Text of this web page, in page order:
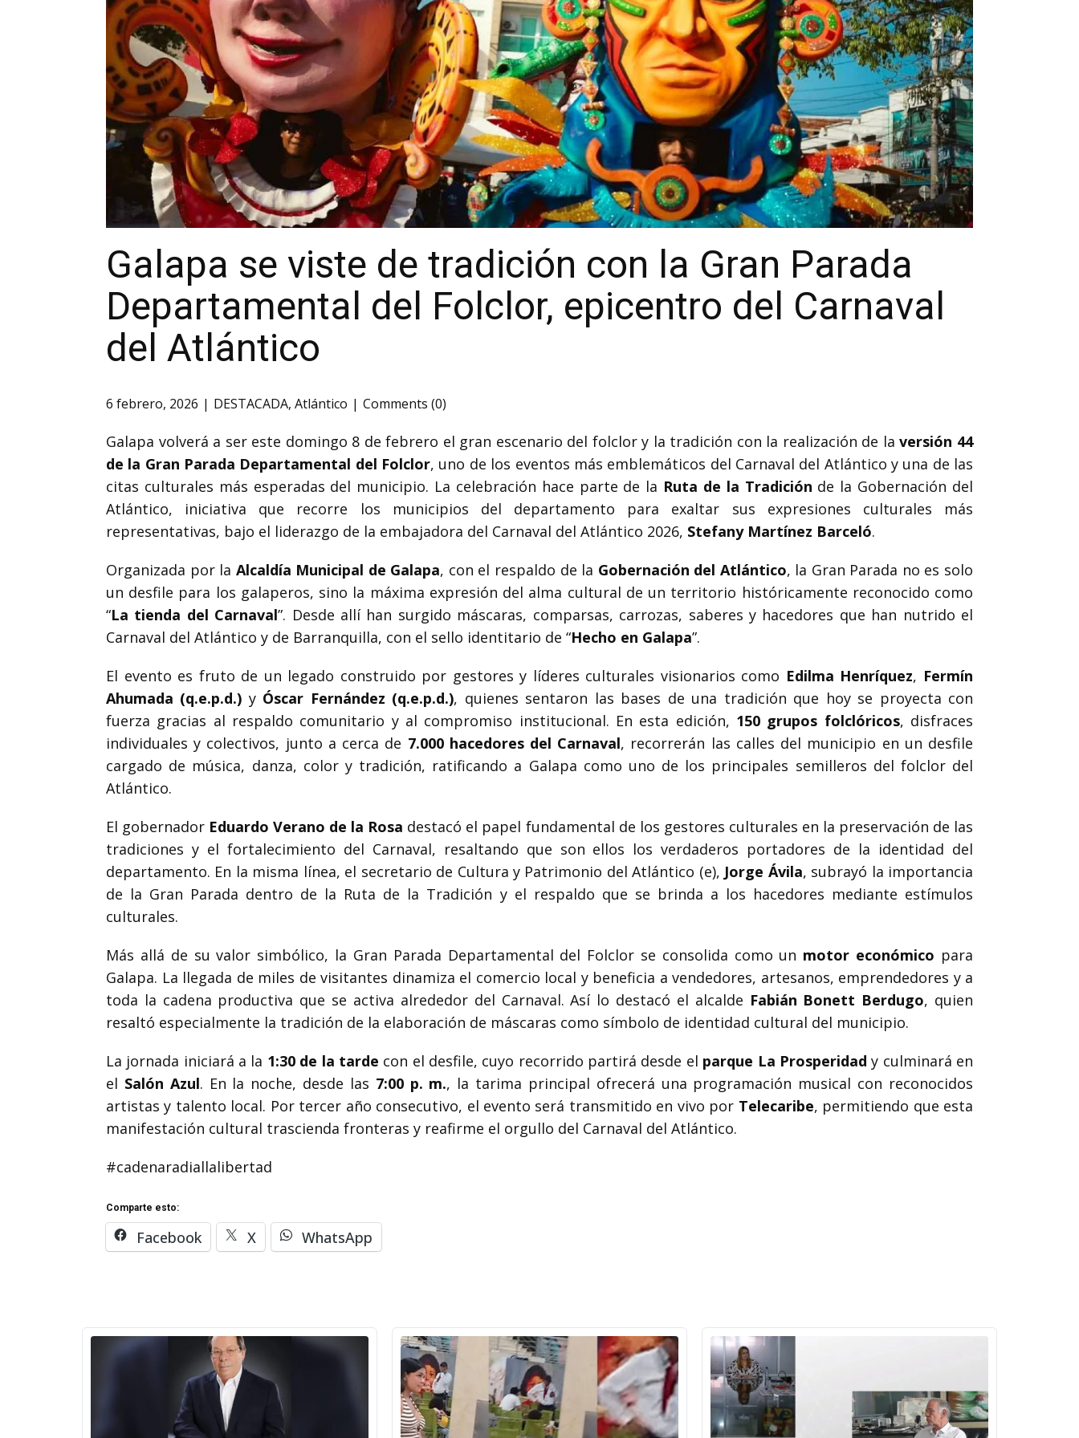
Galapa se viste de tradición con la Gran Parada
Departamental del Folclor, epicentro del Carnaval
del Atlántico
6 febrero, 2026 DESTACADA, Atlántico Comments (0)
Galapa volverá a ser este domingo 8 de febrero el gran escenario del folclor y la tradición con la realización de laversión 44
de la Gran Parada Departamental del Folclor, uno de los eventos más emblemáticos del Carnaval del Atlántico y una de las
citas culturales más esperadas del municipio. La celebración hace parte de la Ruta de la Tradición de la Gobernación del
Atlántico, iniciativa que recorre los municipios del departamento para exaltar sus expresiones culturales más
representativas, bajo el liderazgo de la embajadora del Carnaval del Atlántico 2026, Stefany Martínez Barceló.
Organizada por la Alcaldía Municipal de Galapa, con el respaldo de la Gobernación del Atlántico, la Gran Parada no es solo
un desfile para los galaperos, sino la máxima expresión del alma cultural de un territorio históricamente reconocido como
“La tienda del Carnaval”. Desde allí han surgido máscaras, comparsas, carrozas, saberes y hacedores que han nutrido el
Carnaval del Atlántico y de Barranquilla, con el sello identitario de “Hecho en Galapa”.
El evento es fruto de un legado construido por gestores y líderes culturales visionarios como Edilma Henríquez, Fermín
Ahumada (q.e.p.d.) y Óscar Fernández (q.e.p.d.), quienes sentaron las bases de una tradición que hoy se proyecta con
fuerza gracias al respaldo comunitario y al compromiso institucional. En esta edición, 150 grupos folclóricos, disfraces
individuales y colectivos, junto a cerca de 7.000 hacedores del Carnaval, recorrerán las calles del municipio en un desfile
cargado de música, danza, color y tradición, ratificando a Galapa como uno de los principales semilleros del folclor del
Atlántico.
El gobernador Eduardo Verano de la Rosa destacó el papel fundamental de los gestores culturales en la preservación de las
tradiciones y el fortalecimiento del Carnaval, resaltando que son ellos los verdaderos portadores de la identidad del
departamento. En la misma línea, el secretario de Cultura y Patrimonio del Atlántico (e), Jorge Ávila, subrayó la importancia
de la Gran Parada dentro de la Ruta de la Tradición y el respaldo que se brinda a los hacedores mediante estímulos
culturales.
Más allá de su valor simbólico, la Gran Parada Departamental del Folclor se consolida como un motor económico para
Galapa. La llegada de miles de visitantes dinamiza el comercio local y beneficia a vendedores, artesanos, emprendedores y a
toda la cadena productiva que se activa alrededor del Carnaval. Así lo destacó el alcalde Fabián Bonett Berdugo, quien
resaltó especialmente la tradición de la elaboración de máscaras como símbolo de identidad cultural del municipio.
La jornada iniciará a la 1:30 de la tarde con el desfile, cuyo recorrido partirá desde el parque La Prosperidad y culminará en
el Salón Azul. En la noche, desde las 7:00 p. m., la tarima principal ofrecerá una programación musical con reconocidos
artistas y talento local. Por tercer año consecutivo, el evento será transmitido en vivo por Telecaribe, permitiendo que esta
manifestación cultural trascienda fronteras y reafirme el orgullo del Carnaval del Atlántico.
#cadenaradiallalibertad
Comparte esto:
Facebook X WhatsApp